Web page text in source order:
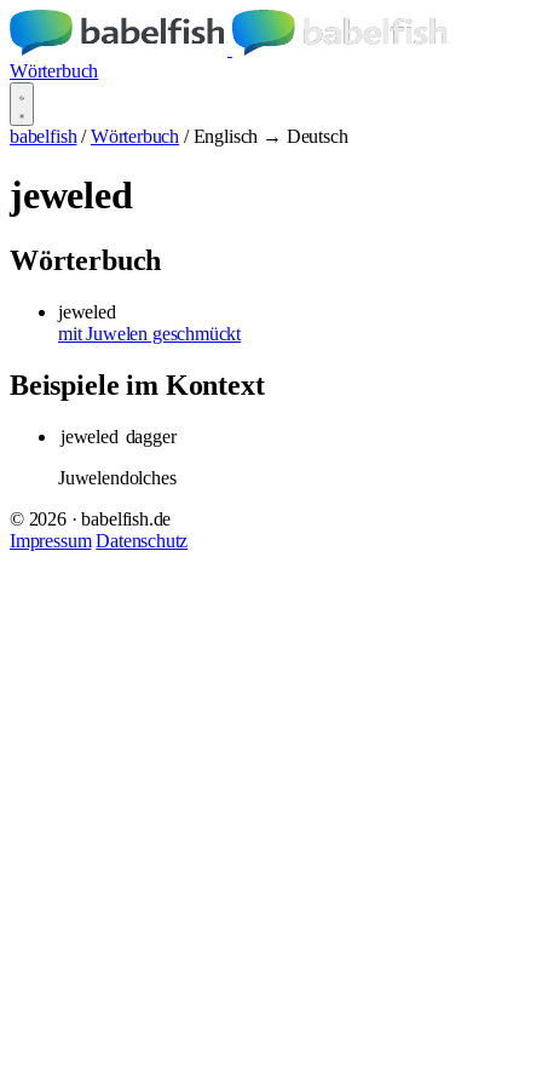
Wörterbuch
babelfish / Wörterbuch / Englisch → Deutsch
jeweled
Wörterbuch
jeweled
mit Juwelen geschmückt
Beispiele im Kontext
jeweled dagger
Juwelendolches
© 2026 · babelfish.de
Impressum Datenschutz